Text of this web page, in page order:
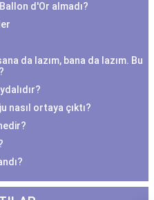
d'Or almadı?
da lazım, bana da lazım. Bu
nasıl ortaya çıktı?